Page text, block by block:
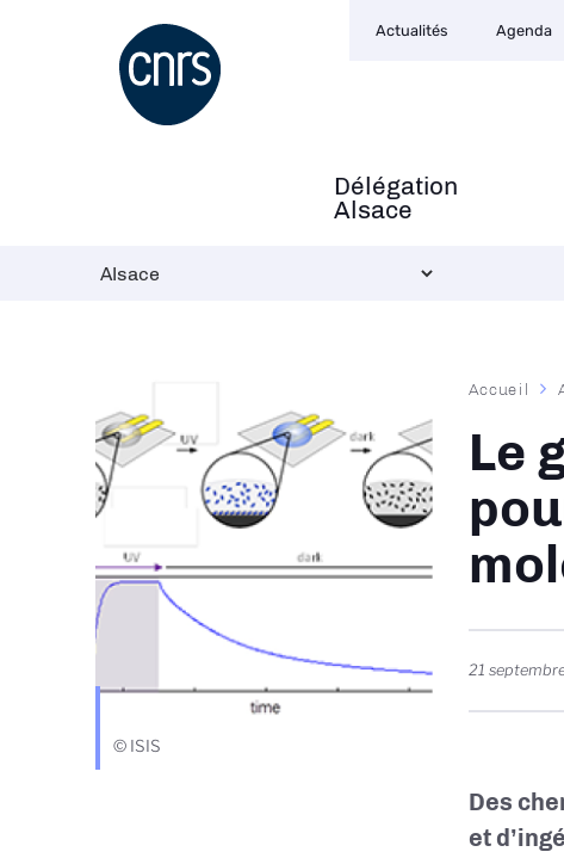
Navigation
Délégation
Alsace
secondaire
Actualités Agenda
© ISIS
Fil
Accueil
Le
21
Des
et